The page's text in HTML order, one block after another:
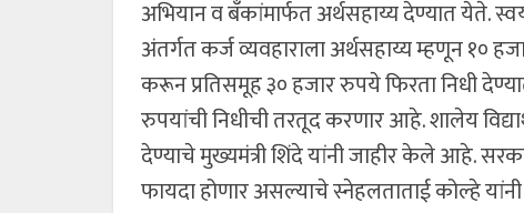
अभियान व बॅंकांमार्फत अर्थसहाय्य देण्यात येते.
अंतर्गत कर्ज व्यवहाराला अर्थसहाय्य म्हणून १०
करून प्रतिसमूह ३० हजार रुपये फिरता निधी
रुपयांची निधीची तरतूद करणार आहे. शालेय
देण्याचे मुख्यमंत्री शिंदे यांनी जाहीर केले आहे.
फायदा होणार असल्याचे स्नेहलताताई कोल्हे